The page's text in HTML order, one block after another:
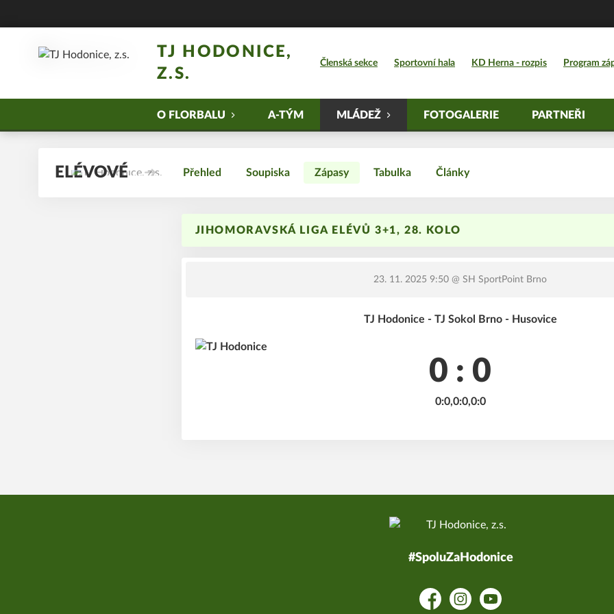
TJ HODONICE,
Z.S.
Členská sekce Sportovní hala KD Herna - rozpis Program
O FLORBALU A-TÝM MLÁDEŽ FOTOGALERIE PARTNEŘI
ELÉVOVÉ Přehled Soupiska Zápasy Tabulka Články
JIHOMORAVSKÁ LIGA ELÉVŮ 3+1, 28. KOLO
23. 11. 2025 9:50 @ SH SportPoint Brno
TJ Hodonice - TJ Sokol Brno - Husovice
0 : 0
0:0,0:0,0:0
#SpoluZaHodonice
FacebookInstagramYouTube